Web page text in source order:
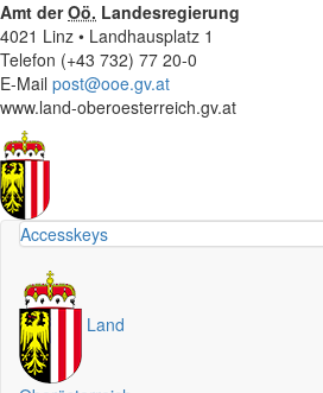
Amt derOö. Landesregierung
4021 Linz • Landhausplatz 1
Telefon (+43 732) 77 20-0
E-Mail post@ooe.gv.at
www.land-oberoesterreich.gv.at
Accesskeys
Land